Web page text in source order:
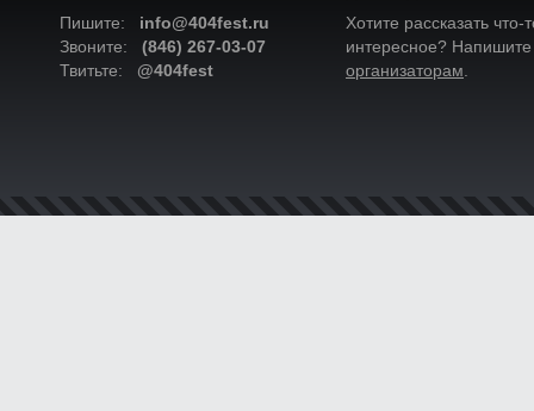
Пишите: info@404fest.ru
Звоните: (846) 267-03-07
Твитьте: @404fest
Хотите рассказать что-
интересное?
организаторам